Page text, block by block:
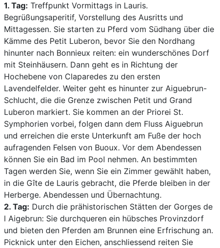
1. Tag: Treffpunkt Vormittags in Lauris.
Begrüßungsaperitif, Vorstellung des Ausritts und
Mittagessen. Sie starten zu Pferd vom Südhang über die
Kämme des Petit Luberon, bevor Sie den Nordhang
hinunter nach Bonnieux reiten: ein wunderschönes Dorf
mit Steinhäusern. Dann geht es in Richtung der
Hochebene von Claparedes zu den ersten
Lavendelfelder. Weiter geht es hinunter zur Aiguebrun-
Schlucht, die die Grenze zwischen Petit und Grand
Luberon markiert. Sie kommen an der Priorei St.
Symphorien vorbei, folgen dann dem Fluss Aiguebrun
und erreichen die erste Unterkunft am Fuße der hoch
aufragenden Felsen von Buoux. Vor dem Abendessen
können Sie ein Bad im Pool nehmen. An bestimmten
Tagen werden Sie, wenn Sie ein Zimmer gewählt haben,
in die Gîte de Lauris gebracht, die Pferde bleiben in der
Herberge. Abendessen und Übernachtung.
2. Tag: Durch die prähistorischen Stätten der Gorges de
l Aigebrun: Sie durchqueren ein hübsches Provinzdorf
und bieten den Pferden am Brunnen eine Erfrischung an.
Picknick unter den Eichen, anschliessend reiten Sie